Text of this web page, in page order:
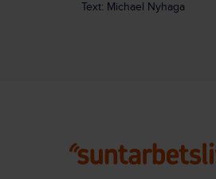
Text: Michael Nyhaga